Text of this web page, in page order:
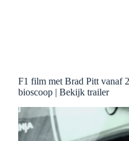
F1 film met Brad Pitt vanaf
bioscoop | Bekijk trailer